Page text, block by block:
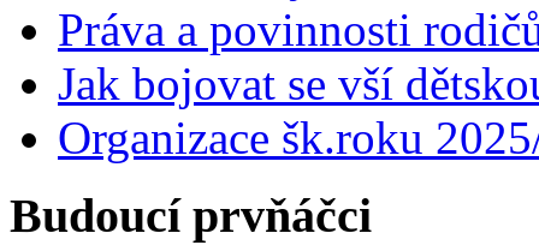
Práva a povinnosti
Jak bojovat se vší
Organizace šk.roku
Budoucí prvňáčci